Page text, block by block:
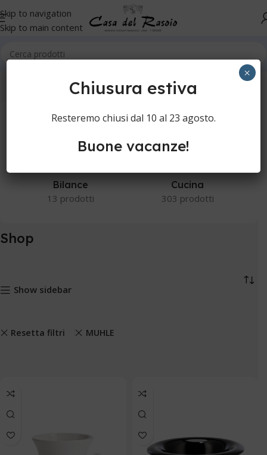
Skip to navigation
Skip to main content
Bilance
13 prodotti
Cucina
303 prodotti
Shop
Show sidebar
Resetta filtri MUHLE
Chiusura estiva
Resteremo chiusi dal 10 al 23 agosto.
Buone vacanze!
×